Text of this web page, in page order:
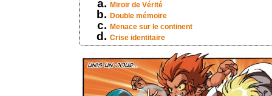
Miroir de Vérité
Double mémoire
Menace sur le continent
Crise identitaire